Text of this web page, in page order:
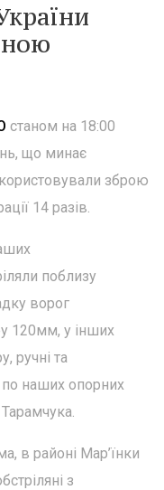
станом на 18:00
що минає
зброю
14 разів.
поблизу
ворог
120мм, у інших
ручні та
по наших опорних
в районі Мар’їнки
з